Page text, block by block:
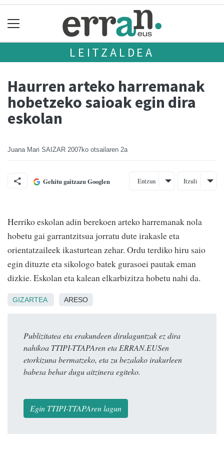
LEITZALDEA
Haurren arteko harremanak
hobetzeko saioak egin dira
eskolan
Juana Mari SAIZAR 2007ko otsailaren 2a
Gehitu gaitzazu Googlen Entzun Itzuli
Herriko eskolan adin berekoen arteko harremanak nola
hobetu gai garrantzitsua jorratu dute irakasle eta
orientatzaileek ikasturtean zehar. Ordu terdiko hiru saio
egin dituzte eta sikologo batek gurasoei pautak eman
dizkie. Eskolan eta kalean elkarbizitza hobetu nahi da.
GIZARTEA ARESO
Publizitatea eta erakundeen dirulaguntzak ez dira
nahikoa TTIPI-TTAPAren eta ERRAN.EUSen
etorkizuna bermatzeko, eta zu bezalako irakurleen
babesa behar dugu aitzinera egiteko.
Egin TTIPI-TTAPAren lagun